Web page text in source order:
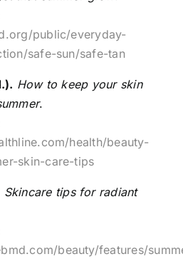
public/everyday-
safe-sun/safe-tan
How to keep your skin
.
health/beauty-
skin-care-tips
Skincare tips for radiant
beauty/features/